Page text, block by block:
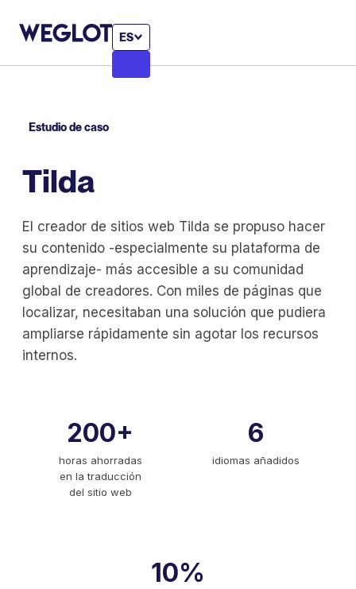
ES
Estudio de caso
Tilda
El creador de sitios web Tilda se propuso hacer
su contenido -especialmente su plataforma de
aprendizaje- más accesible a su comunidad
global de creadores. Con miles de páginas que
localizar, necesitaban una solución que pudiera
ampliarse rápidamente sin agotar los recursos
internos.
200+
horas ahorradas
en la traducción
del sitio web
6
idiomas añadidos
10%